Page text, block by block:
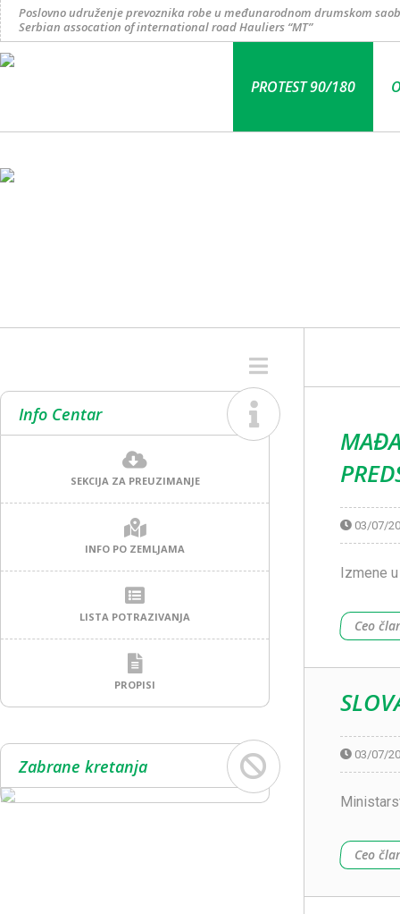
Poslovno udruženje prevoznika robe u međunarodnom drumskom
Serbian assocation of international road Hauliers “MT”
PROTEST 90/180
Info Centar
SEKCIJA ZA PREUZIMANJE
INFO PO ZEMLJAMA
LISTA POTRAZIVANJA
PROPISI
Zabrane kretanja
03/07/
Izmene
Ceo
03/07/
Ceo